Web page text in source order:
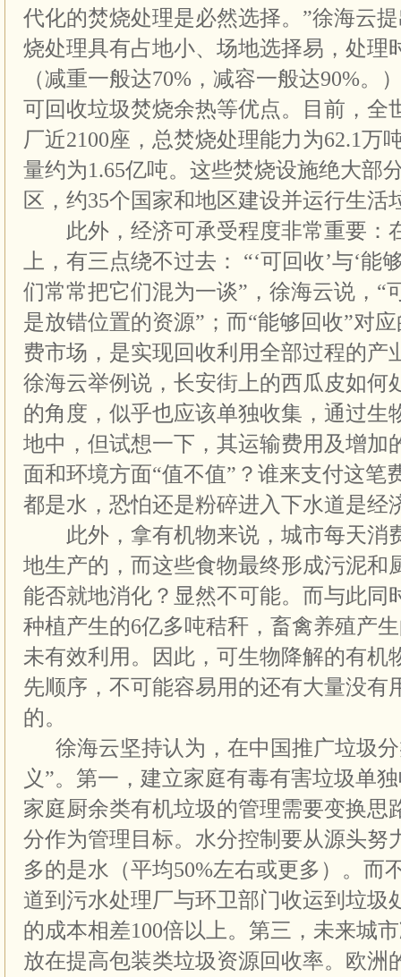
代化的焚烧处理是必然选择。”徐海云
烧处理具有占地小、场地选择易，处理
（减重一般达70%，减容一般达90%。
可回收垃圾焚烧余热等优点。目前，全
厂近2100座，总焚烧处理能力为62.1万
量约为1.65亿吨。这些焚烧设施绝大部
区，约35个国家和地区建设并运行生活
此外，经济可承受程度非常重要：
上，有三点绕不过去： “‘可回收’与‘能
们常常把它们混为一谈”，徐海云说，“
是放错位置的资源”；而“能够回收”对
费市场，是实现回收利用全部过程的产
徐海云举例说，长安街上的西瓜皮如何
的角度，似乎也应该单独收集，通过生
地中，但试想一下，其运输费用及增加
面和环境方面“值不值”？谁来支付这笔
都是水，恐怕还是粉碎进入下水道是经
此外，拿有机物来说，城市每天消
地生产的，而这些食物最终形成污泥和
能否就地消化？显然不可能。而与此同
种植产生的6亿多吨秸秆，畜禽养殖产
未有效利用。因此，可生物降解的有机
先顺序，不可能容易用的还有大量没有
的。
徐海云坚持认为，在中国推广垃圾分
义”。第一，建立家庭有毒有害垃圾单
家庭厨余类有机垃圾的管理需要变换思
分作为管理目标。水分控制要从源头努
多的是水（平均50%左右或更多）。而
道到污水处理厂与环卫部门收运到垃圾
的成本相差100倍以上。第三，未来城
放在提高包装类垃圾资源回收率。欧洲